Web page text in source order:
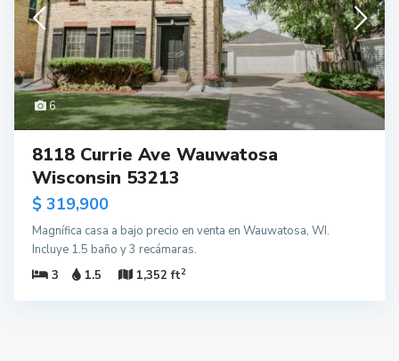
6
8118 Currie Ave Wauwatosa
Wisconsin 53213
$ 319,900
Magnífica casa a bajo precio en venta en Wauwatosa, WI.
Incluye 1.5 baño y 3 recámaras.
3
1.5 1,352 ft2